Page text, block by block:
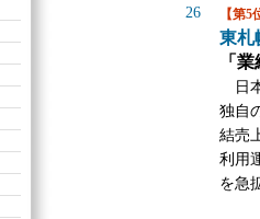
26 【第5
東
「
日
独自
結売
利用
を急